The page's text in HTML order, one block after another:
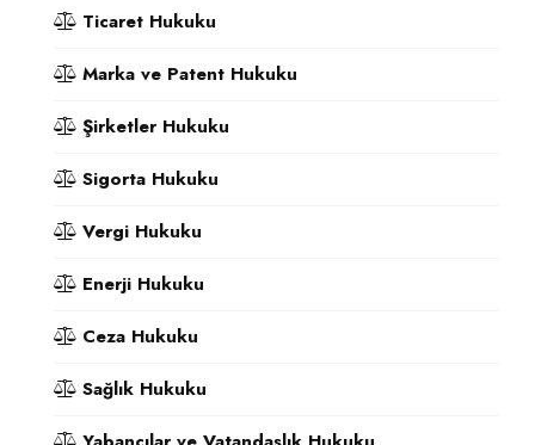
Ticaret Hukuku
Marka ve Patent Hukuku
Şirketler Hukuku
Sigorta Hukuku
Vergi Hukuku
Enerji Hukuku
Ceza Hukuku
Sağlık Hukuku